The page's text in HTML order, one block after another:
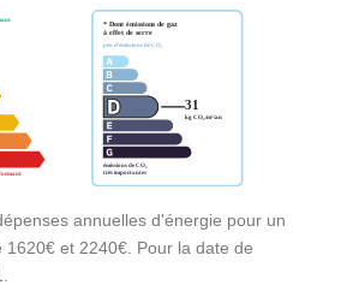
annuelles d'énergie pour un
1620€ et 2240€. Pour la date de